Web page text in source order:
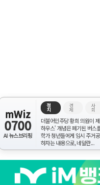
mWiz
0700
AI 뉴스브리핑
정
치
경
제
사
회
더불어민주당 황희 의원이
하우스' 개념은 폐기된 버스
학가 청년들에게 임시 주거
하자는 내용으로, 네덜란...